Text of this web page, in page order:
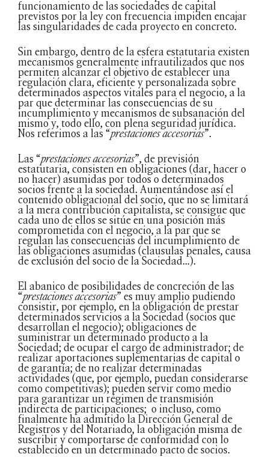
funcionamiento de las sociedades de capital
previstos por la ley con frecuencia impiden encajar
las singularidades de cada proyecto en concreto.
Sin embargo, dentro de la esfera estatutaria existen
mecanismos generalmente infrautilizados que nos
permiten alcanzar el objetivo de establecer una
regulación clara, eficiente y personalizada sobre
determinados aspectos vitales para el negocio, a la
par que determinar las consecuencias de su
incumplimiento y mecanismos de subsanación del
mismo y, todo ello, con plena seguridad jurídica.
Nos referimos a las “prestaciones accesorias”.
Las “prestaciones accesorias”, de previsión
estatutaria, consisten en obligaciones (dar, hacer o
no hacer) asumidas por todos o determinados
socios frente a la sociedad. Aumentándose así el
contenido obligacional del socio, que no se limitará
a la mera contribución capitalista, se consigue que
cada uno de ellos se sitúe en una posición más
comprometida con el negocio, a la par que se
regulan las consecuencias del incumplimiento de
las obligaciones asumidas (clausulas penales, causa
de exclusión del socio de la Sociedad…).
El abanico de posibilidades de concreción de las
“prestaciones accesorias” es muy amplio pudiendo
consistir, por ejemplo, en la obligación de prestar
determinados servicios a la Sociedad (socios que
desarrollan el negocio); obligaciones de
suministrar un determinado producto a la
Sociedad; de ocupar el cargo de administrador; de
realizar aportaciones suplementarias de capital o
de garantía; de no realizar determinadas
actividades (que, por ejemplo, puedan considerarse
como competitivas); pueden servir como medio
para garantizar un régimen de transmisión
indirecta de participaciones; o incluso, como
finalmente ha admitido la Dirección General de
Registros y del Notariado, la obligación misma de
suscribir y comportarse de conformidad con lo
establecido en un determinado pacto de socios.